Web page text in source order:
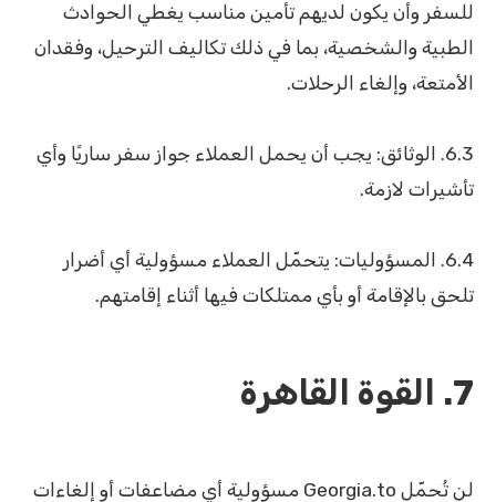
للسفر وأن يكون لديهم تأمين مناسب يغطي الحوادث
الطبية والشخصية، بما في ذلك تكاليف الترحيل، وفقدان
الأمتعة، وإلغاء الرحلات.
6.3. الوثائق: يجب أن يحمل العملاء جواز سفر ساريًا وأي
تأشيرات لازمة.
6.4. المسؤوليات: يتحمّل العملاء مسؤولية أي أضرار
تلحق بالإقامة أو بأي ممتلكات فيها أثناء إقامتهم.
7. القوة القاهرة
لن تُحمّل Georgia.to مسؤولية أي مضاعفات أو إلغاءات